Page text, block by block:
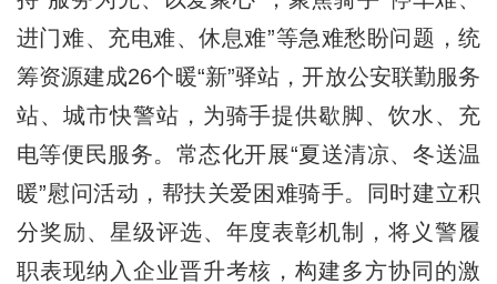
进门难、充电难、休息难”等急难愁盼问题，统
筹资源建成26个暖“新”驿站，开放公安联勤服务
站、城市快警站，为骑手提供歇脚、饮水、充
电等便民服务。常态化开展“夏送清凉、冬送温
暖”慰问活动，帮扶关爱困难骑手。同时建立积
分奖励、星级评选、年度表彰机制，将义警履
职表现纳入企业晋升考核，构建多方协同的激